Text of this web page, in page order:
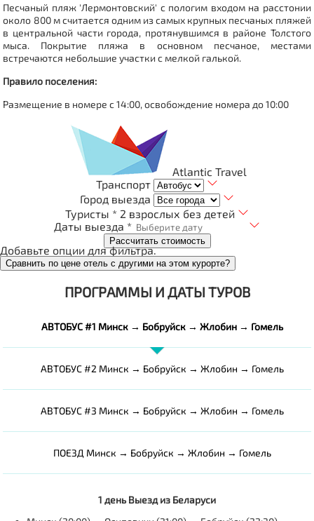
Песчаный пляж 'Лермонтовский' с пологим входом на расстонии
около 800 м считается одним из самых крупных песчаных пляжей
в центральной части города, протянувшимся в районе Толстого
мыса. Покрытие пляжа в основном песчаное, местами
встречаются небольшие участки с мелкой галькой.
Правило поселения:
Размещение в номере с 14:00, освобождение номера до 10:00
Atlantic Travel
Транспорт
Город выезда
Туристы * 2 взрослых без детей
Даты выезда *
Рассчитать стоимость
Добавьте опции для фильтра.
Сравнить по цене отель с другими на этом курорте?
ПРОГРАММЫ И ДАТЫ ТУРОВ
АВТОБУС #1 Минск → Бобруйск → Жлобин → Гомель
АВТОБУС #2 Минск → Бобруйск → Жлобин → Гомель
АВТОБУС #3 Минск → Бобруйск → Жлобин → Гомель
ПОЕЗД Минск → Бобруйск → Жлобин → Гомель
1 деньВыезд из Беларуси